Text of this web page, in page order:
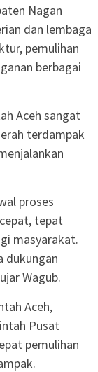
Nagan
dan lembaga
pemulihan
berbagai
Aceh sangat
terdampak
proses
tepat
masyarakat.
dukungan
Wagub.
Aceh,
Pusat
pemulihan